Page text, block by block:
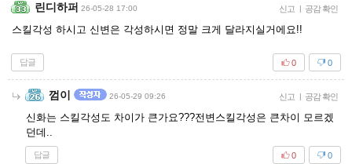
린디하퍼 26-05-28 17:00 신고 | 공감 확인
스킬각성 하시고 신변은 각성하시면 정말 크게 달라지실거에요!!
답글 0
0
껌이 26-05-29 09:26 신고 | 공감 확인
신화는 스킬각성도 차이가 큰가요???전변스킬각성은 큰차이 모르겠
던데..
답글 0
0